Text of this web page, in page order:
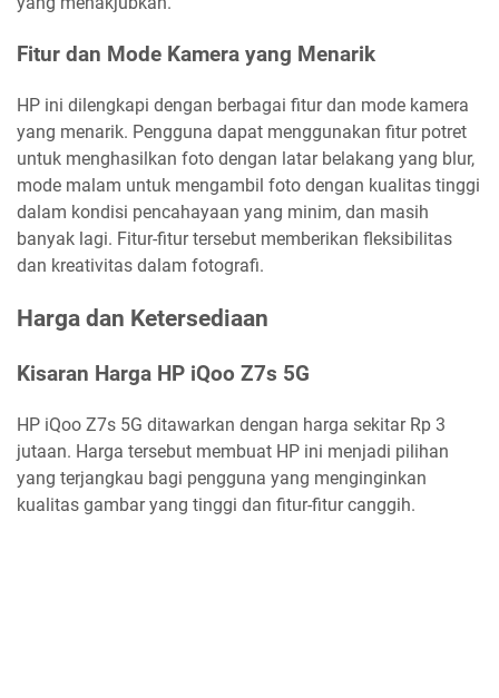
Fitur dan Mode Kamera yang Menarik
HP ini dilengkapi dengan berbagai fitur dan mode kamera
yang menarik. Pengguna dapat menggunakan fitur potret
untuk menghasilkan foto dengan latar belakang yang blur,
mode malam untuk mengambil foto dengan kualitas tinggi
dalam kondisi pencahayaan yang minim, dan masih
banyak lagi. Fitur-fitur tersebut memberikan fleksibilitas
dan kreativitas dalam fotografi.
Harga dan Ketersediaan
Kisaran Harga HP iQoo Z7s 5G
HP iQoo Z7s 5G ditawarkan dengan harga sekitar Rp 3
jutaan. Harga tersebut membuat HP ini menjadi pilihan
yang terjangkau bagi pengguna yang menginginkan
kualitas gambar yang tinggi dan fitur-fitur canggih.